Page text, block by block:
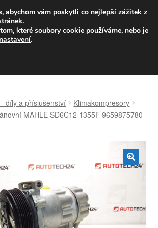
od 139,-Kč
po-pá 9-16 704 494 494
díly a příslušenství
Klimakompresory
MAHLE SD6C12 1355F 9659875780
🔍
abychom vám poskytli co nejlepší zážitek z
které soubory cookie používáme, nebo je
nastavení.